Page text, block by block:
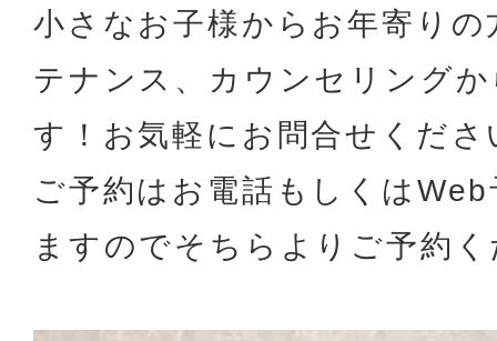
小さなお子様からお年寄り
テナンス、カウンセリング
す！お気軽にお問合せくださ
ご予約はお電話もしくは
ますのでそちらよりご予約